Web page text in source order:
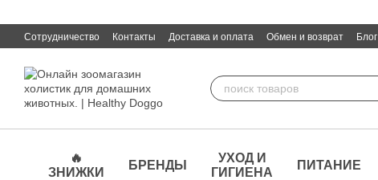
Сотрудничество Контакты Доставка и оплата Обмен и возврат Блог
🔥
ЗНИЖКИ
БРЕНДЫ
УХОД И
ГИГИЕНА
ПИТАНИЕ